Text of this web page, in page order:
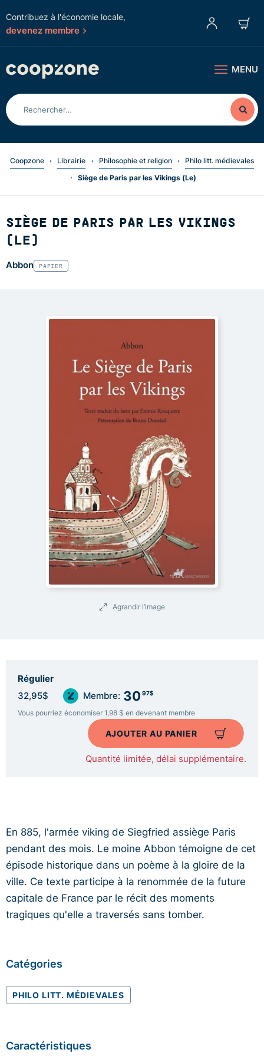
Contribuez à l'économie locale,
devenez membre
MENU
Coopzone Librairie Philosophie et religion
Philo litt. médievales
Siège de Paris par les Vikings (Le)
SIÈGE DE PARIS PAR LES VIKINGS
(LE)
Abbon PAPIER
Agrandir l’image
Régulier
32,95$ Membre: 30 97$
Vous pourriez économiser 1,98 $ en devenant membre
AJOUTER AU PANIER
Quantité limitée, délai supplémentaire.
En 885, l'armée viking de Siegfried assiège Paris
pendant des mois. Le moine Abbon témoigne de cet
épisode historique dans un poème à la gloire de la
ville. Ce texte participe à la renommée de la future
capitale de France par le récit des moments
tragiques qu'elle a traversés sans tomber.
Catégories
PHILO LITT. MÉDIEVALES
Caractéristiques